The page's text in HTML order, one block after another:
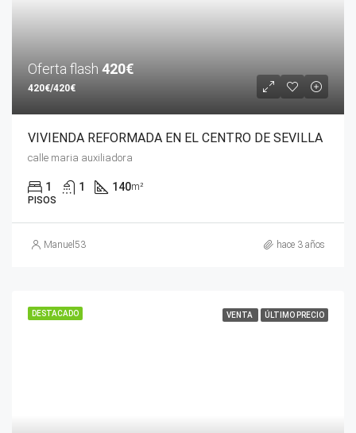
Oferta flash 420€
420€/420€
VIVIENDA REFORMADA EN EL CENTRO DE SEVILLA
calle maria auxiliadora
1 1 140m²
PISOS
Manuel53 hace 3 años
DESTACADO VENTA ÚLTIMO PRECIO